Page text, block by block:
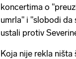
koncertima o
umrla" i "slobodi da
ustali protiv
Koja nije rekla ništa